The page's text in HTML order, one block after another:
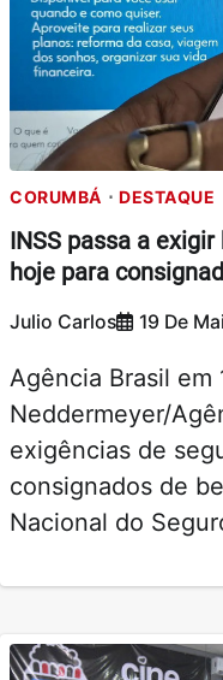
CORUMBÁ DESTAQUE
INSS passa a
hoje para
Julio Carlos 19 De
Agência Brasil em
Neddermeyer/
exigências de
consignados de
Nacional do